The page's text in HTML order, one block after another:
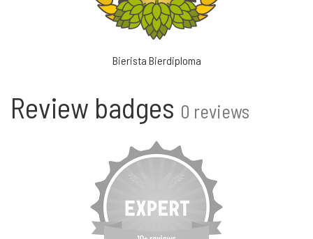
Bierista Bierdiploma
Review badges 0 reviews